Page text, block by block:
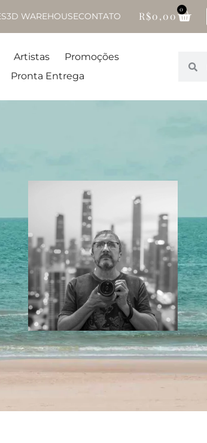
3D WAREHOUSECONTATO R$0,00
0
Artistas
Promoções
Pronta Entrega